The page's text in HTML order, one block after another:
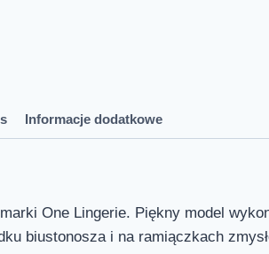
Informacje dodatkowe
One Lingerie. Piękny model
biustonosza i na ramiączkach